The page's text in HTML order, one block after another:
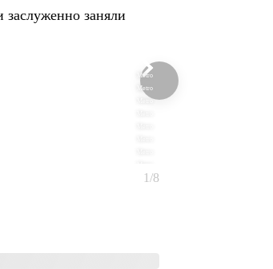
заняли
Metro
Metro
Metro
1/8